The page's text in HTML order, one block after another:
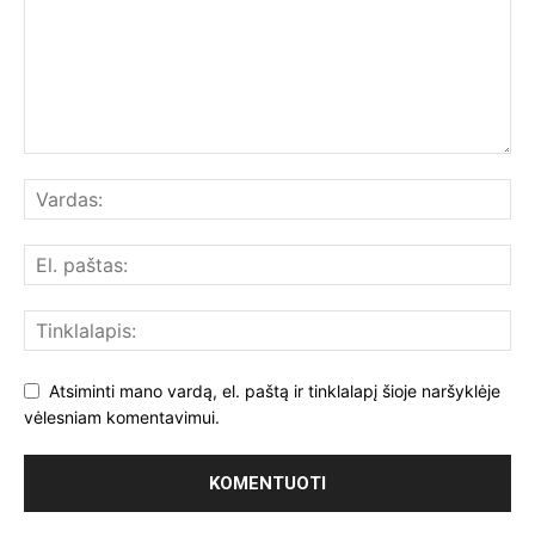
Atsiminti mano vardą, el. paštą ir tinklalapį šioje naršyklėje
vėlesniam komentavimui.